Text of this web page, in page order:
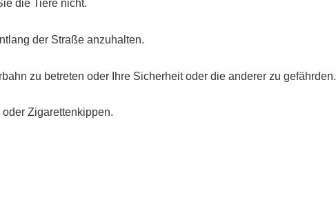
die Tiere nicht.
der Straße anzuhalten.
zu betreten oder Ihre Sicherheit oder die anderer zu gefährden.
Zigarettenkippen.